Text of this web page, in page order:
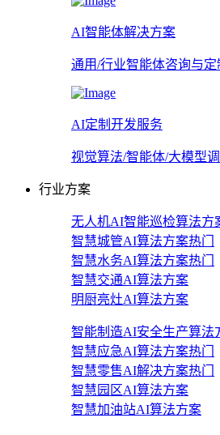
AI智能体解决方案
通用/行业智能体咨询与定
AI定制开发服务
视觉算法/智能体/大模型
行业方案
无人机AI智能巡检算法方
智慧城管AI算法方案热门
智慧水务AI算法方案热门
智慧交通AI算法方案
明厨亮灶AI算法方案
智能制造AI安全生产算法
智慧应急AI算法方案热门
智慧零售AI解决方案热门
智慧园区AI算法方案
智慧加油站AI算法方案